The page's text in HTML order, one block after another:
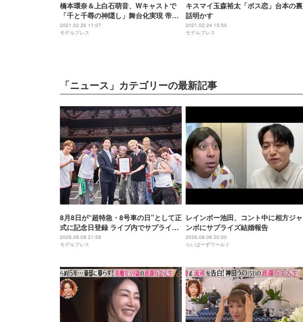
橋本環奈＆上白石萌音、Wキャストで
「千と千尋の神隠し」舞台化実現 帝国
劇場ほか全国4カ所で上演決定
2021.02.26 11:07
モデルプレス
キスマイ玉森裕太「ボス恋」台本の裏
話明かす
2021.02.24 15:50
モデルプレス
「ニュース」カテゴリーの最新記事
8月8日が“超特急・8号車の日”として正
式に記念日登録 ライブ内でサプライズ
発表
2026.08.08 21:58
モデルプレス
レインボー池田、コント中に相方ジャ
ンボにサプライズ結婚報告
2026.08.08 20:00
らいばーずワールド